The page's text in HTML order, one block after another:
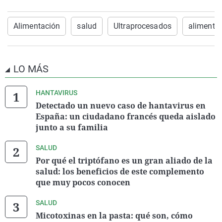
Alimentación salud Ultraprocesados
LO MÁS
HANTAVIRUS
Detectado un nuevo caso de hantavirus en
España: un ciudadano francés queda aislado
junto a su familia
SALUD
Por qué el triptófano es un gran aliado de la
salud: los beneficios de este complemento
que muy pocos conocen
SALUD
Micotoxinas en la pasta: qué son, cómo